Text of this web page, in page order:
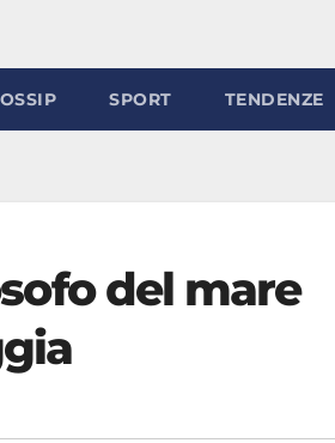
SPORT TENDENZE
del mare